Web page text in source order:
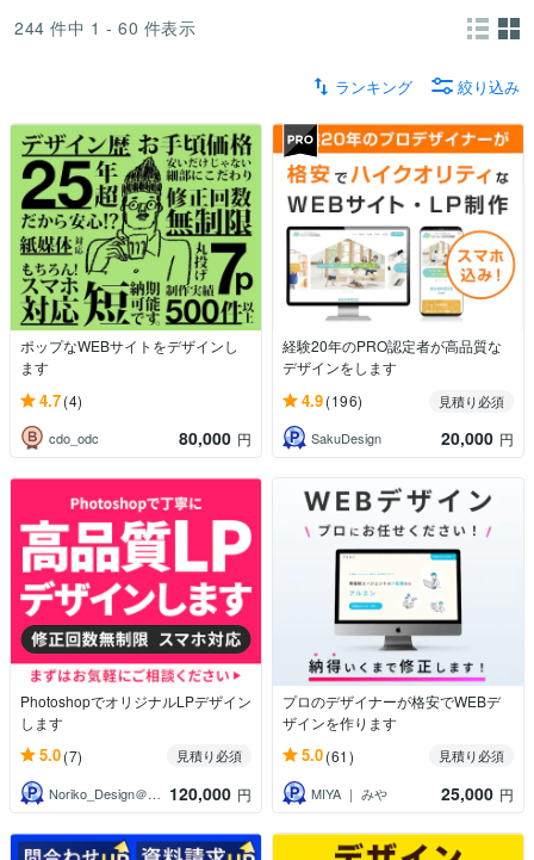
244 件中 1 - 60 件表示
ランキング 絞り込み
ポップなWEBサイトをデザインし
ます
4.7(4)
cdo_odc 80,000 円
経験20年のPRO認定者が高品質な
デザインをします
4.9(196)
見積り必須
SakuDesign
20,000 円
PhotoshopでオリジナルLPデザイン
します
5.0(7)
見積り必須
Noriko_Design＠丁寧なご対応
120,000 円
プロのデザイナーが格安でWEBデ
ザインを作ります
5.0(61)
見積り必須
MIYA ｜ みや
25,000 円